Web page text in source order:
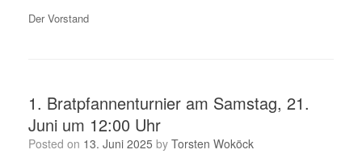
Der Vorstand
1. Bratpfannenturnier am Samstag, 21.
Juni um 12:00 Uhr
Posted on 13. Juni 2025 by Torsten Woköck